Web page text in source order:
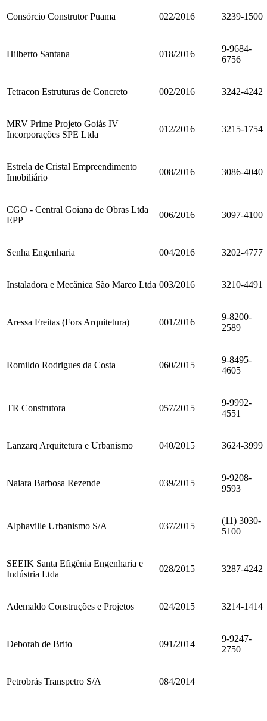
Consórcio Construtor Puama 022/2016 3239-1500
Hilberto Santana 018/2016
9-9684-
6756
Tetracon Estruturas de Concreto 002/2016 3242-4242
MRV Prime Projeto Goiás IV
Incorporações SPE Ltda
012/2016 3215-1754
Estrela de Cristal Empreendimento
Imobiliário
008/2016 3086-4040
CGO - Central Goiana de Obras Ltda
EPP
006/2016 3097-4100
Senha Engenharia 004/2016 3202-4777
Instaladora e Mecânica São Marco Ltda 003/2016 3210-4491
Aressa Freitas (Fors Arquitetura) 001/2016
9-8200-
2589
Romildo Rodrigues da Costa 060/2015
9-8495-
4605
TR Construtora 057/2015
9-9992-
4551
Lanzarq Arquitetura e Urbanismo 040/2015 3624-3999
Naiara Barbosa Rezende 039/2015
9-9208-
9593
Alphaville Urbanismo S/A 037/2015
(11) 3030-
5100
SEEIK Santa Efigênia Engenharia e
Indústria Ltda
028/2015 3287-4242
Ademaldo Construções e Projetos 024/2015 3214-1414
Deborah de Brito 091/2014
9-9247-
2750
Petrobrás Transpetro S/A 084/2014